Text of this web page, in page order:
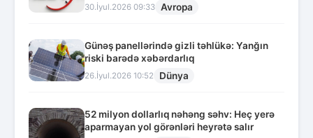
30.İyul.2026 09:33 Avropa
Günəş panellərində gizli təhlükə: Yanğın
riski barədə xəbərdarlıq
26.İyul.2026 10:52 Dünya
52 milyon dollarlıq nəhəng səhv: Heç yerə
aparmayan yol görənləri heyrətə salır